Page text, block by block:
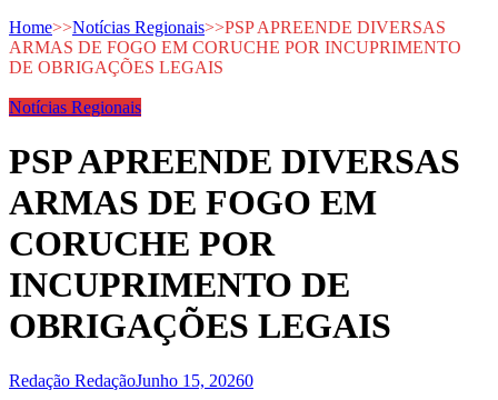
Home>>Notícias Regionais>>PSP APREENDE DIVERSAS
ARMAS DE FOGO EM CORUCHE POR INCUPRIMENTO
DE OBRIGAÇÕES LEGAIS
Notícias Regionais
PSP APREENDE DIVERSAS
ARMAS DE FOGO EM
CORUCHE POR
INCUPRIMENTO DE
OBRIGAÇÕES LEGAIS
Redação RedaçãoJunho 15, 20260